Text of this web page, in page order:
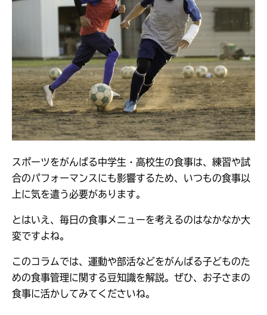
スポーツをがんばる中学生・高校生の食事は、練習や試
合のパフォーマンスにも影響するため、いつもの食事以
上に気を遣う必要があります。
とはいえ、毎日の食事メニューを考えるのはなかなか大
変ですよね。
このコラムでは、運動や部活などをがんばる子どものた
めの食事管理に関する豆知識を解説。ぜひ、お子さまの
食事に活かしてみてくださいね。